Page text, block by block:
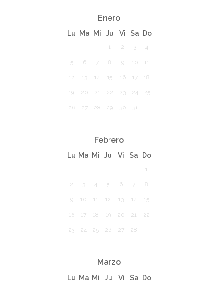
Enero
Lu Ma Mi Ju Vi Sa Do
1 2 3 4
5 6 7 8 9 10 11
12 13 14 15 16 17 18
19 20 21 22 23 24 25
26 27 28 29 30 31
Febrero
Lu Ma Mi Ju Vi Sa Do
1
2 3 4 5 6 7 8
9 10 11 12 13 14 15
16 17 18 19 20 21 22
23 24 25 26 27 28
Marzo
Lu Ma Mi Ju Vi Sa Do